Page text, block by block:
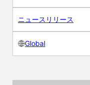
ニュースリリース
Global